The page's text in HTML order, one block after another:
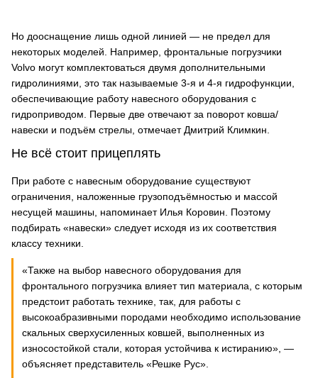
Но дооснащение лишь одной линией — не предел для
некоторых моделей. Например, фронтальные погрузчики
Volvo могут комплектоваться двумя дополнительными
гидролиниями, это так называемые 3-я и 4-я гидрофункции,
обеспечивающие работу навесного оборудования с
гидроприводом. Первые две отвечают за поворот ковша/
навески и подъём стрелы, отмечает Дмитрий Климкин.
Не всё стоит прицеплять
При работе с навесным оборудование существуют
ограничения, наложенные грузоподъёмностью и массой
несущей машины, напоминает Илья Коровин. Поэтому
подбирать «навески» следует исходя из их соответствия
классу техники.
«Также на выбор навесного оборудования для
фронтального погрузчика влияет тип материала, с которым
предстоит работать технике, так, для работы с
высокоабразивными породами необходимо использование
скальных сверхусиленных ковшей, выполненных из
износостойкой стали, которая устойчива к истиранию», —
объясняет представитель «Решке Рус».